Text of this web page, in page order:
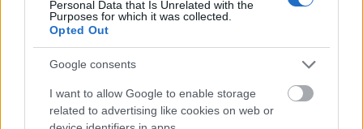
Personal Data that Is Unrelated with the
Purposes for which it was collected.
Opted Out
Google consents
I want to allow Google to enable storage
related to advertising like cookies on web or
maradéktalanul teljesíteni. Ez több tényezőtől is
függ: hogy beférjen valamelyik kisvárdai
játszóhelyre, és hogy a társulat hajlandó legyen
eljönni. Voltak olyan előadások, amit azért
elvárásait nem tudtunk teljesíteni. A színházak
ajánlásait sem feltétlenül fogadtuk el; az idén